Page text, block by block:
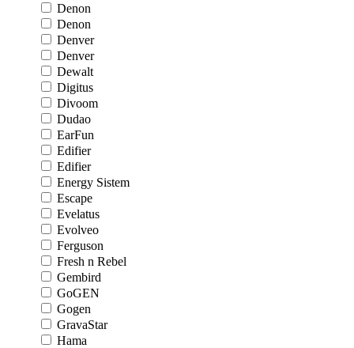
Denon
Denon
Denver
Denver
Dewalt
Digitus
Divoom
Dudao
EarFun
Edifier
Edifier
Energy Sistem
Escape
Evelatus
Evolveo
Ferguson
Fresh n Rebel
Gembird
GoGEN
Gogen
GravaStar
Hama